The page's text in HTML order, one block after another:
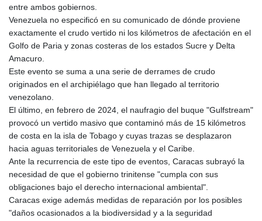
entre ambos gobiernos.
Venezuela no especificó en su comunicado de dónde proviene
exactamente el crudo vertido ni los kilómetros de afectación en el
Golfo de Paria y zonas costeras de los estados Sucre y Delta
Amacuro.
Este evento se suma a una serie de derrames de crudo
originados en el archipiélago que han llegado al territorio
venezolano.
El último, en febrero de 2024, el naufragio del buque "Gulfstream"
provocó un vertido masivo que contaminó más de 15 kilómetros
de costa en la isla de Tobago y cuyas trazas se desplazaron
hacia aguas territoriales de Venezuela y el Caribe.
Ante la recurrencia de este tipo de eventos, Caracas subrayó la
necesidad de que el gobierno trinitense "cumpla con sus
obligaciones bajo el derecho internacional ambiental".
Caracas exige además medidas de reparación por los posibles
"daños ocasionados a la biodiversidad y a la seguridad